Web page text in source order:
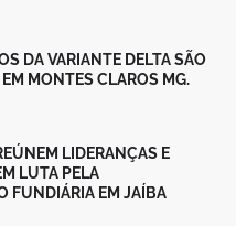
DA VARIANTE DELTA SÃO
EM MONTES CLAROS MG.
LIDERANÇAS E
LUTA PELA
FUNDIÁRIA EM JAÍBA